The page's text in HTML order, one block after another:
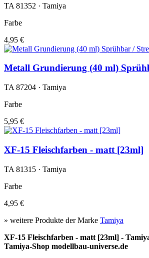
TA 81352 · Tamiya
Farbe
4,95 €
Metall Grundierung (40 ml)
TA 87204 · Tamiya
Farbe
5,95 €
XF-15 Fleischfarben - matt [23ml]
TA 81315 · Tamiya
Farbe
4,95 €
» weitere Produkte der Marke Tamiya
XF-15 Fleischfarben - matt [23ml] -
Tamiya-Shop modellbau-universe.de